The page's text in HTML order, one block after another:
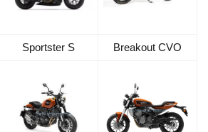
Sportster S Breakout CVO